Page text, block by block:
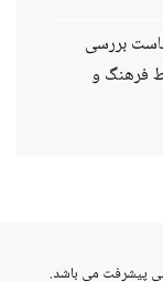
بررسی
فرهنگ و
پیشرفت می باشد.